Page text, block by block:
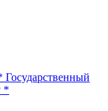
Государственный
*